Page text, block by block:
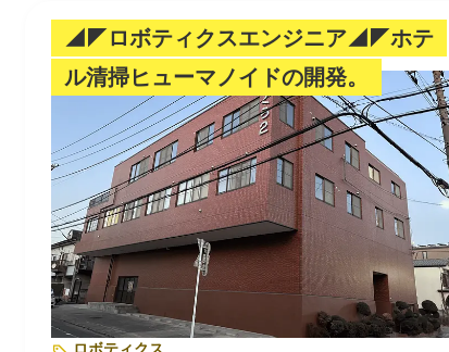
◢◤ロボティクスエンジニア◢◤ホテ
ル清掃ヒューマノイドの開発。